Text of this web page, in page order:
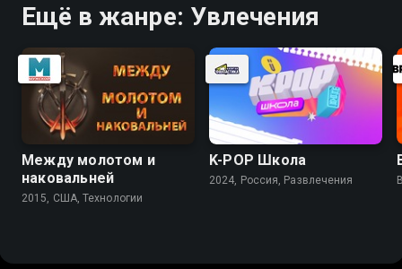
Ещё в жанре: Увлечения
Между молотом и
наковальней
2015, США, Технологии
K-PОР Школа
2024, Россия, Развлечения